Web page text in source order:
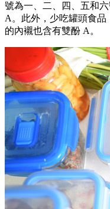
號為一、二、四、五和
A。此外，少吃罐頭食
的內襯也含有雙酚 A。